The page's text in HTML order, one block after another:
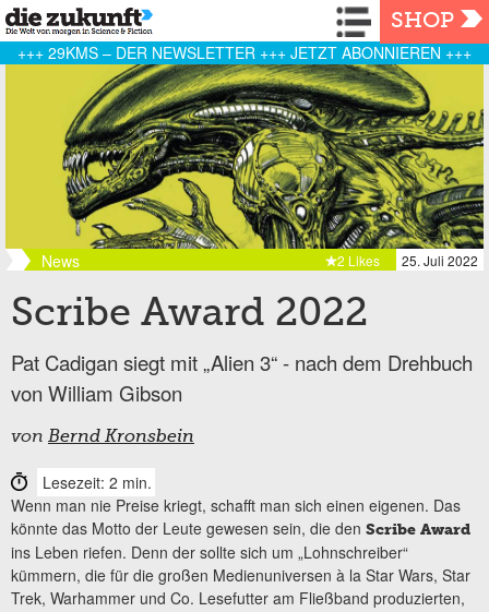
Navigation
SHOP
+++ 29KMS – DER NEWSLETTER +++ JETZT ABONNIEREN +++
News 25. Juli 2022
2 Likes
Scribe Award 2022
Pat Cadigan siegt mit „Alien 3“ - nach dem Drehbuch
von William Gibson
von Bernd Kronsbein
Lesezeit: 2 min.
Wenn man nie Preise kriegt, schafft man sich einen eigenen. Das
könnte das Motto der Leute gewesen sein, die den Scribe Award
ins Leben riefen. Denn der sollte sich um „Lohnschreiber“
kümmern, die für die großen Medienuniversen à la Star Wars, Star
Trek, Warhammer und Co. Lesefutter am Fließband produzierten,